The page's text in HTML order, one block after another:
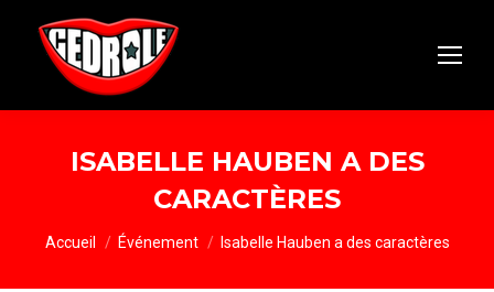
ISABELLE HAUBEN A DES
CARACTÈRES
Vous êtes ici :
Accueil Événement Isabelle Hauben a des caractères